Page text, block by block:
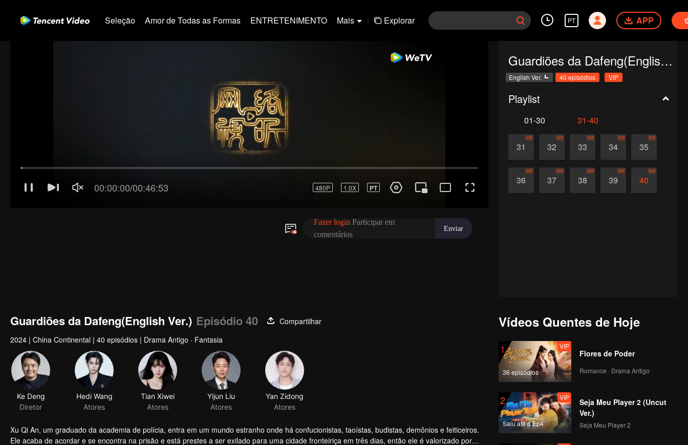
Seleção Amor de Todas as Formas ENTRETENIMENTO Mais | Explorar PT APP
Guardiões da Dafeng(English Ver.)
English Ver. 40 episódios VIP
Playlist
01-30 31-40
31
VIP
32
VIP
33
VIP
34
VIP
35
VIP
36
VIP
37
VIP
38
VIP
39
VIP
40
VIP
Guardiões da Dafeng(English Ver.) Episódio 40
Compartilhar
2024 | China Continental | 40 episódios | Drama Antigo · Fantasia
Ke Deng
Diretor
Hedi Wang
Atores
Tian Xiwei
Atores
Yijun Liu
Atores
Yan Zidong
Atores
Xu Qi An, um graduado da academia de polícia, entra em um mundo estranho onde há confucionistas, taoístas, budistas, demônios e feiticeiros.
Ele acaba de acordar e se encontra na prisão e está prestes a ser exilado para uma cidade fronteiriça em três dias, então ele é valorizado por
Vídeos Quentes de Hoje
1
36 episódios
VIP
Flores de Poder
Romance · Drama Antigo
2
Saiu até o Ep4
VIP
Seja Meu Player 2 (Uncut
Ver.)
Seja Meu Player 2